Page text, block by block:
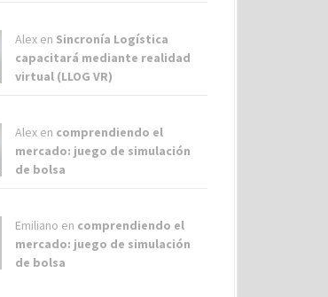
Alex en Sincronía Logística
capacitará mediante realidad
virtual (LLOG VR)
Alex en comprendiendo el
mercado: juego de simulación
de bolsa
Emiliano en comprendiendo el
mercado: juego de simulación
de bolsa